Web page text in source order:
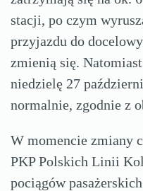
stacji, po czym
przyjazdu do
zmienią się.
niedzielę 27
normalnie, zgodnie z
W momencie zmiany
PKP Polskich Linii
pociągów